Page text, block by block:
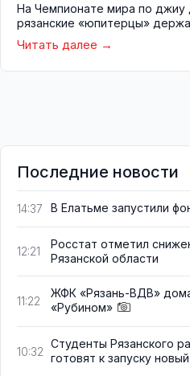
На Чемпионате мира по
рязанские «юпитерцы»
Читать далее
Последние новости
14:37 В Елатьме запустили
12:21
Росстат отметил
Рязанской области
11:22
ЖФК «Рязань-ВДВ»
«Рубином»
10:32
Студенты Рязанского
готовят к запуску